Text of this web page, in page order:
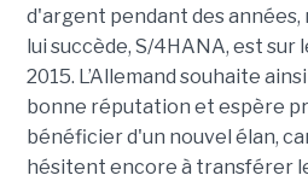
d'argent pendant des années,
lui succède, S/4HANA, est sur
2015. L’Allemand souhaite
bonne réputation et espère
bénéficier d'un nouvel élan,
hésitent encore à transférer